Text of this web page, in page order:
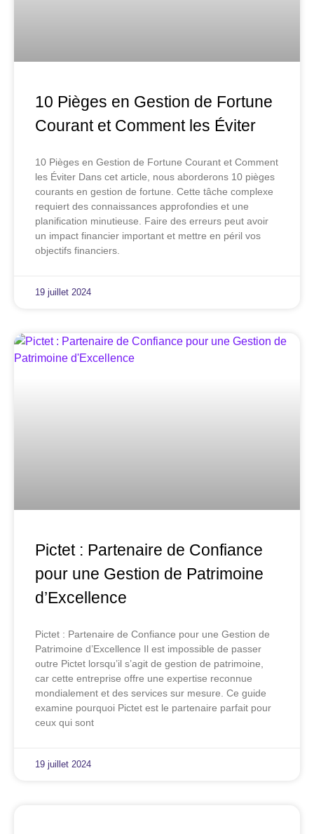
10 Pièges en Gestion de Fortune
Courant et Comment les Éviter
10 Pièges en Gestion de Fortune Courant et Comment
les Éviter Dans cet article, nous aborderons 10 pièges
courants en gestion de fortune. Cette tâche complexe
requiert des connaissances approfondies et une
planification minutieuse. Faire des erreurs peut avoir
un impact financier important et mettre en péril vos
objectifs financiers.
19 juillet 2024
Pictet : Partenaire de Confiance
pour une Gestion de Patrimoine
d’Excellence
Pictet : Partenaire de Confiance pour une Gestion de
Patrimoine d’Excellence Il est impossible de passer
outre Pictet lorsqu’il s’agit de gestion de patrimoine,
car cette entreprise offre une expertise reconnue
mondialement et des services sur mesure. Ce guide
examine pourquoi Pictet est le partenaire parfait pour
ceux qui sont
19 juillet 2024